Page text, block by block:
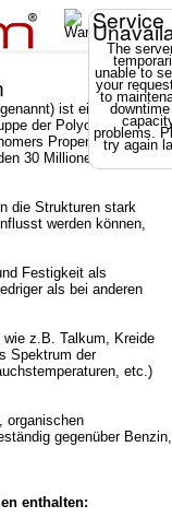
Service
The
unable to
your
to
problems.
try again
ist ein
der Polyolefine.
Propen mit Hilfe
30 Millionen Tonnen
die Strukturen stark
werden können,
Festigkeit als
als bei anderen
z.B. Talkum, Kreide
Spektrum der
etc.)
organischen
gegenüber Benzin,
enthalten: